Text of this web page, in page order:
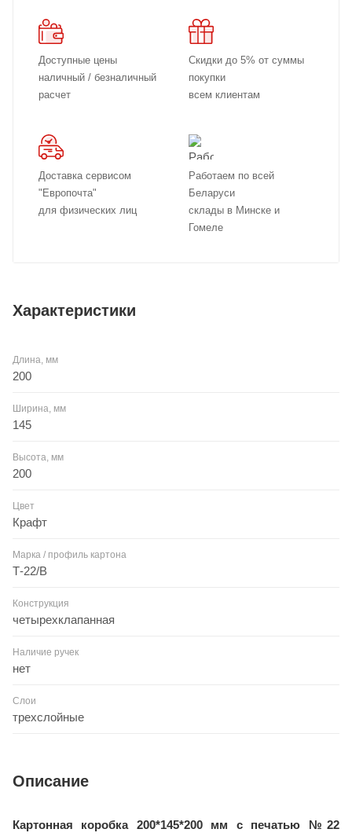
Доступные цены
наличный / безналичный
расчет
Скидки до 5% от суммы
покупки
всем клиентам
Доставка сервисом
"Европочта"
для физических лиц
Работаем по всей
Беларуси
склады в Минске и
Гомеле
Характеристики
Длина, мм
200
Ширина, мм
145
Высота, мм
200
Цвет
Крафт
Марка / профиль картона
Т-22/B
Конструкция
четырехклапанная
Наличие ручек
нет
Слои
трехслойные
Описание
Картонная коробка 200*145*200 мм с печатью №22